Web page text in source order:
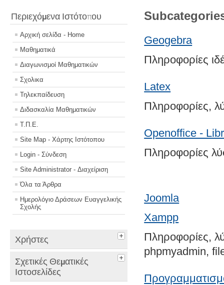
Περιεχόμενα Ιστότοπου
Αρχική σελίδα - Home
Μαθηματικά
Διαγωνισμοί Μαθηματικών
Σχολικα
Τηλεκπαίδευση
Διδασκαλία Μαθηματικών
Τ.Π.Ε.
Site Map - Χάρτης Ιστότοπου
Login - Σύνδεση
Site Administrator - Διαχείριση
Όλα τα Άρθρα
Ημερολόγιο Δράσεων Ευαγγελικής
Σχολής
Χρήστες
Σχετικές Θεματικές
Ιστοσελίδες
Geogebra
Πληροφορίες
Latex
Πληροφορίες,
Openoffice -
Πληροφορίες
Joomla
Xampp
Πληροφορίες,
phpmyadmin,